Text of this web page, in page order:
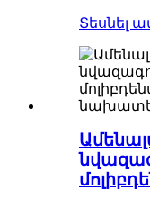
Տեսնել